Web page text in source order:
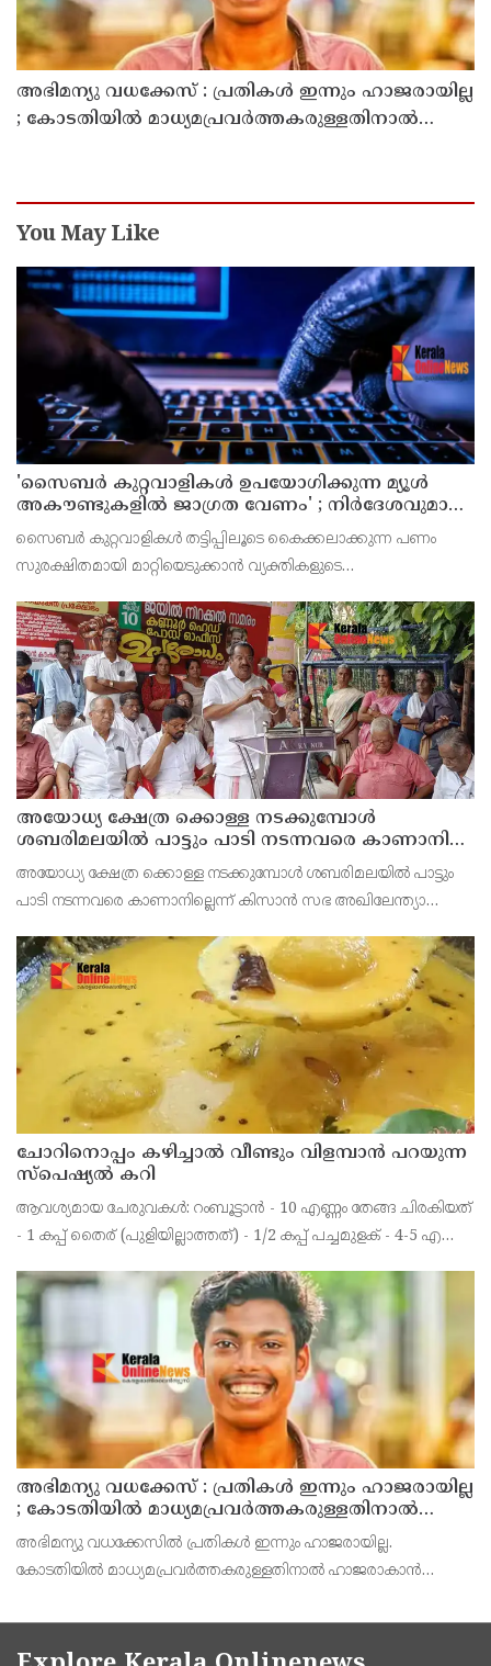
അഭിമന്യു വധക്കേസ് : പ്രതികൾ ഇന്നും ഹാജരായില്ല
; കോടതിയിൽ മാധ്യമപ്രവർത്തകരുള്ളതിനാൽ
You May Like
'സൈബര്‍ കുറ്റവാളികള്‍ ഉപയോഗിക്കുന്ന മ്യൂള്‍
അകൗണ്ടുകളില്‍ ജാഗ്രത വേണം' ; നിര്‍ദേശവുമായി
പൊലീസ്
സൈബര്‍ കുറ്റവാളികള്‍ തട്ടിപ്പിലൂടെ കൈക്കലാക്കുന്ന പണം
സുരക്ഷിതമായി മാറ്റിയെടുക്കാന്‍ വ്യക്തികളുടെ
അക്കൗണ്ടുകളായ മ്യൂള്‍ അകൗണ്ടുകളില്‍ ജാഗ്രത വേണമെന്ന
അയോധ്യ ക്ഷേത്ര ക്കൊള്ള നടക്കുമ്പോൾ
ശബരിമലയിൽ പാട്ടും പാടി നടന്നവരെ കാണാനില്ല ;
അയോധ്യ ക്ഷേത്ര ക്കൊള്ള നടക്കുമ്പോൾ ശബരിമലയിൽ പാട്ടും
പാടി നടന്നവരെ കാണാനില്ലെന്ന് കിസാൻ സഭ അഖിലേന്ത്യാ
മോർച്ചയുടേയും കേന്ദ്ര ട്രേഡ്‌ യൂണിയനുകളുടേയും ആഹ്വാനപ
ചോറിനൊപ്പം കഴിച്ചാൽ വീണ്ടും വിളമ്പാൻ പറയുന്ന
സ്പെഷ്യൽ കറി
ആവശ്യമായ ചേരുവകൾ: റംബൂട്ടാൻ - 10 എണ്ണം തേങ്ങ ചിരകിയത്
- 1 കപ്പ് തൈര് (പുളിയില്ലാത്തത്) - 1/2 കപ്പ് പച്ചമുളക് - 4-5 എണ്ണം
ആവശ്യത്തിന് പഞ്ചസാര - 1
അഭിമന്യു വധക്കേസ് : പ്രതികൾ ഇന്നും ഹാജരായില്ല
; കോടതിയിൽ മാധ്യമപ്രവർത്തകരുള്ളതിനാൽ
ഹാജരാകാൻ ബുദ്ധിമുട്ടെന്ന് പ്രതികൾ
അഭിമന്യു വധക്കേസിൽ പ്രതികൾ ഇന്നും ഹാജരായില്ല.
കോടതിയിൽ മാധ്യമപ്രവർത്തകരുള്ളതിനാൽ ഹാജരാകാൻ
വഴി വിചാരണയിൽ പങ്കെടുക്കാൻ അനുവദിക്കണമെന്നും പ്രതിഭാ